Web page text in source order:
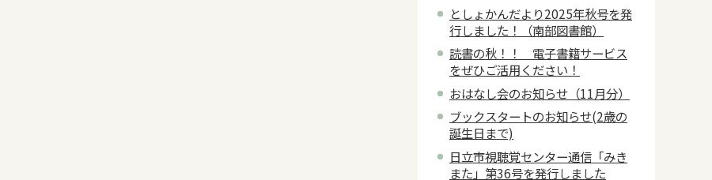
としょかんだより2025年秋号を発
行しました！（南部図書館）
読書の秋！！ 電子書籍サービス
をぜひご活用ください！
おはなし会のお知らせ（11月分）
ブックスタートのお知らせ(2歳の
誕生日まで)
日立市視聴覚センター通信「みき
また」第36号を発行しました